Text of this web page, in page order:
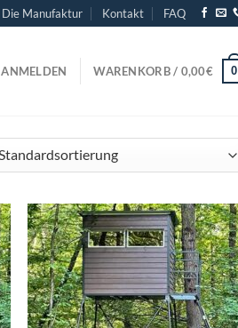
Die Manufaktur Kontakt FAQ
ANMELDEN WARENKORB / 0,00€ 0
Add to
wishlist